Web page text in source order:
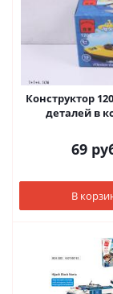
Конструктор
деталей в
69
В